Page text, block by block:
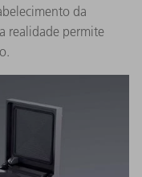
da
realidade permite